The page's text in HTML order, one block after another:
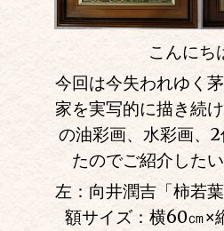
こんにち
今回は今失われゆく
家を実写的に描き続
の油彩画、水彩画、
たのでご紹介した
左：向井潤吉「柿
額サイズ：横60㎝×